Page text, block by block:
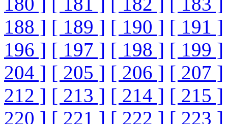
188 ] [ 189 ] [ 190 ] [ 191 ]
196 ] [ 197 ] [ 198 ] [ 199 ]
204 ] [ 205 ] [ 206 ] [ 207 ]
212 ] [ 213 ] [ 214 ] [ 215 ]
220 ] [ 221 ] [ 222 ] [ 223 ]